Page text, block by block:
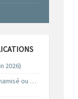
2026)
ou …